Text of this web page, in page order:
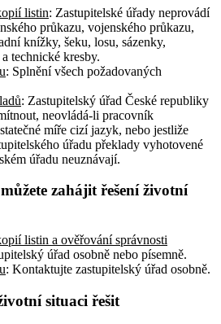
listin: Zastupitelské úřady neprovádí
průkazu, vojenského průkazu,
knížky, šeku, losu, sázenky,
technické kresby.
: Splnění všech požadovaných
: Zastupitelský úřad České republiky
neovládá-li pracovník
míře cizí jazyk, nebo jestliže
úřadu překlady vyhotovené
úřadu neuznávají.
zahájit řešení životní
listin a ověřování správnosti
úřad osobně nebo písemně.
: Kontaktujte zastupitelský úřad osobně.
situaci řešit